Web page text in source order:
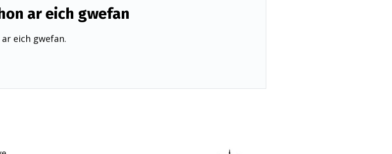
ar eich gwefan
eich gwefan.